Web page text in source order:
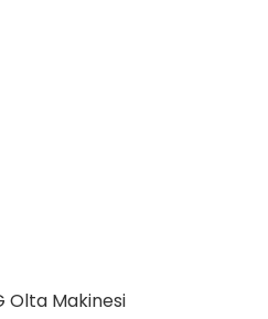
Olta Makinesi